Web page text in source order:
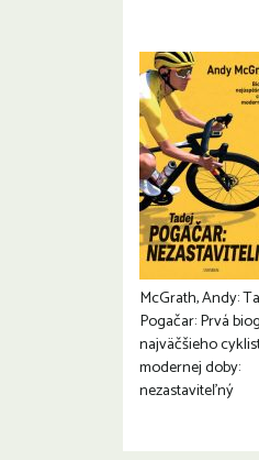
McGrath, Andy:
Pogačar: Prvá
najväčšieho
modernej doby:
nezastaviteľný